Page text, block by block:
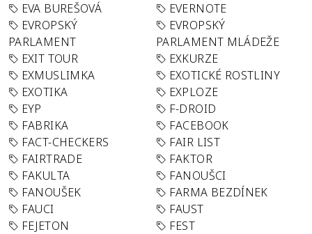
EVA BUREŠOVÁ
EVERNOTE
EVROPSKÝ
PARLAMENT
EVROPSKÝ
PARLAMENT MLÁDEŽE
EXIT TOUR
EXKURZE
EXMUSLIMKA
EXOTICKÉ ROSTLINY
EXOTIKA
EXPLOZE
EYP
F-DROID
FABRIKA
FACEBOOK
FACT-CHECKERS
FAIR LIST
FAIRTRADE
FAKTOR
FAKULTA
FANOUŠCI
FANOUŠEK
FARMA BEZDÍNEK
FAUCI
FAUST
FEJETON
FEST